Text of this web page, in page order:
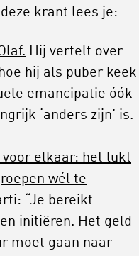
krant lees je:
Hij vertelt over
hij als puber keek
emancipatie óók
‘anders zijn’ is.
elkaar: het lukt
wél te
“Je bereikt
initiëren. Het geld
moet gaan naar